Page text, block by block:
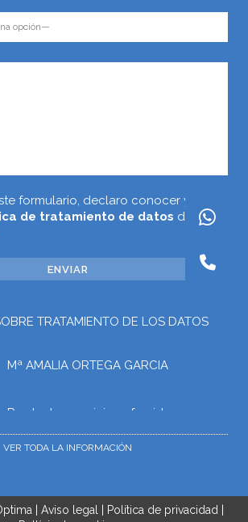
formulario, declaro conocer y
de tratamiento de datos de
TRATAMIENTO DE LOS DATOS
Mª AMALIA ORTEGA GARCIA
Prestar los servicios ofrecidos a
tipos de relaciones que puedan
solicitudes, gestiones o trámites que
el usuario realice mediante la web.
VER TODA LA INFORMACIÓN
| Aviso legal | Política de privacidad |